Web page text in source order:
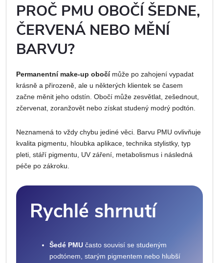
PROČ PMU OBOČÍ ŠEDNE,
ČERVENÁ NEBO MĚNÍ
BARVU?
Permanentní make-up obočímůže po zahojení vypadat
krásně a přirozeně, ale u některých klientek se časem
začne měnit jeho odstín. Obočí může zesvětlat, zešednout,
zčervenat, zoranžovět nebo získat studený modrý podtón.
Neznamená to vždy chybu jediné věci. Barvu PMU ovlivňuje
kvalita pigmentu, hloubka aplikace, technika stylistky, typ
pleti, stáří pigmentu, UV záření, metabolismus i následná
péče po zákroku.
Rychlé shrnutí
Šedé PMU často souvisí se studeným
podtónem, starým pigmentem nebo hlubší